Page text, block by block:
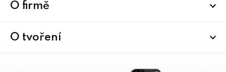
O firmě
O tvoření